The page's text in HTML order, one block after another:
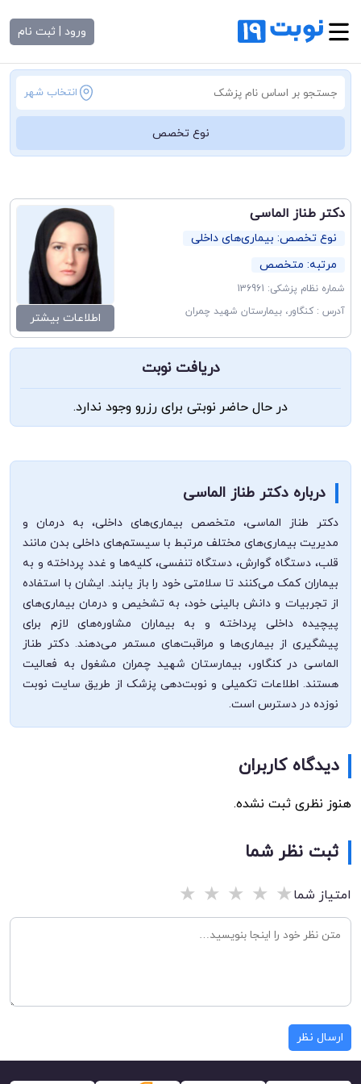
ورود | ثبت نام
انتخاب شهر
نوع تخصص
دکتر طناز الماسی
نوع تخصص: بیماری‌های داخلی
مرتبه: متخصص
شماره نظام پزشکی: 136961
آدرس : کنگاور، بیمارستان شهید چمران
اطلاعات بیشتر
دریافت نوبت
در حال حاضر نوبتی برای رزرو وجود ندارد.
درباره دکتر طناز الماسی
دکتر طناز الماسی، متخصص بیماری‌های داخلی، به درمان و
مدیریت بیماری‌های مختلف مرتبط با سیستم‌های داخلی بدن مانند
قلب، دستگاه گوارش، دستگاه تنفسی، کلیه‌ها و غدد پرداخته و به
بیماران کمک می‌کنند تا سلامتی خود را باز یابند. ایشان با استفاده
از تجربیات و دانش بالینی خود، به تشخیص و درمان بیماری‌های
پیچیده داخلی پرداخته و به بیماران مشاوره‌های لازم برای
پیشگیری از بیماری‌ها و مراقبت‌های مستمر می‌دهند. دکتر طناز
الماسی در کنگاور، بیمارستان شهید چمران مشغول به فعالیت
هستند. اطلاعات تکمیلی و نوبت‌دهی پزشک از طریق سایت نوبت
نوزده در دسترس است.
دیدگاه کاربران
هنوز نظری ثبت نشده.
ثبت نظر شما
امتیاز شما★
★
★
★
★
ارسال نظر